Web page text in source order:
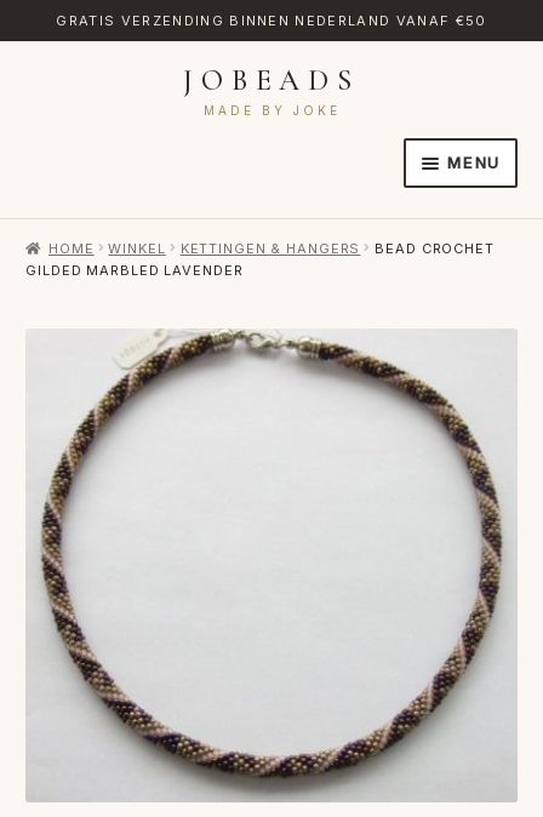
GRATIS VERZENDING BINNEN NEDERLAND VANAF €50
JOBEADS
MADE BY JOKE
MENU
AFREKENEN
MIJN ACCOUNT
RETOURNEREN
TRANSLATE
VERLANGLIJST
VERZENDKOSTEN
VOLG BESTELLING
WINKELWAGEN
HOME WINKEL KETTINGEN & HANGERS
BEAD CROCHET
GILDED MARBLED LAVENDER